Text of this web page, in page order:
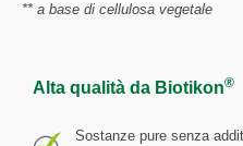
** a base di cellulosa vegetale
Alta qualità da Biotikon®
Sostanze pure senza